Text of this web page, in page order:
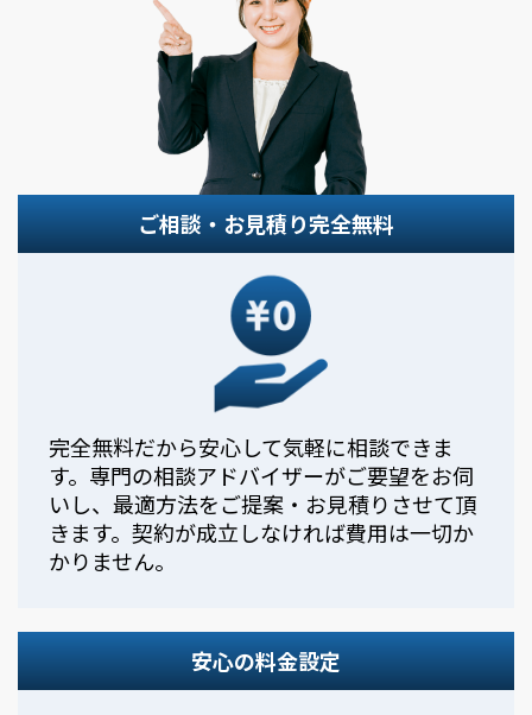
ご相談・お見積り完全無料
完全無料だから安心して気軽に相談できま
す。専門の相談アドバイザーがご要望をお伺
いし、最適方法をご提案・お見積りさせて頂
きます。契約が成立しなければ費用は一切か
かりません。
安心の料金設定